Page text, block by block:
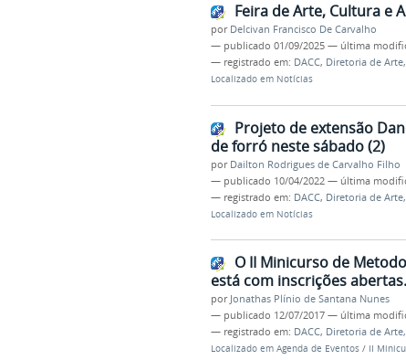
Feira de Arte, Cultura e
por Delcivan Francisco De Carvalho
— publicado 01/09/2025 — última
— registrado em: DACC, Diretoria de
Localizado em Notícias
Projeto de extensão
de forró neste sábado (2)
por Dailton Rodrigues de Carvalho Filho
— publicado 10/04/2022 — última
— registrado em: DACC, Diretoria de
Localizado em Notícias
O II Minicurso de
está com inscrições abertas.
por Jonathas Plínio de Santana Nunes
— publicado 12/07/2017 — última
— registrado em: DACC, Diretoria de
Localizado em Agenda de Eventos / II